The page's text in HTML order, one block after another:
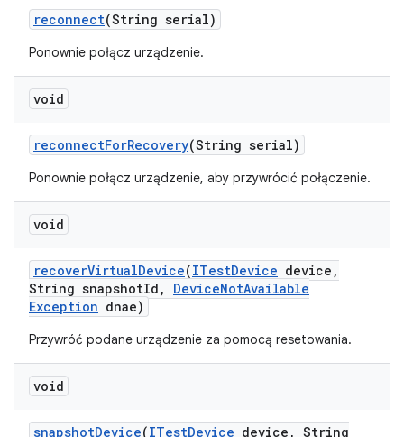
reconnect(String serial)
Ponownie połącz urządzenie.
void
reconnectForRecovery(String serial)
Ponownie połącz urządzenie, aby przywrócić połączenie.
void
recoverVirtualDevice(ITestDevice device ,
String snapshotId , DeviceNotAvailable
Exception dnae)
Przywróć podane urządzenie za pomocą resetowania.
void
snapshotDevice(ITestDevice device , String